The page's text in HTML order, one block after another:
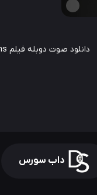
دانلود صوت دوبله فیلم Assassins
داب سورس